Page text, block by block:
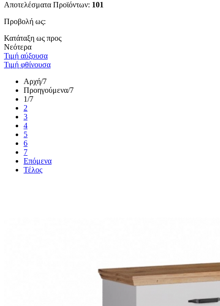
Αποτελέσματα Προϊόντων: 101
Προβολή ως:
Κατάταξη ως προς
Νεότερα
Τιμή αύξουσα
Τιμή φθίνουσα
Αρχή/7
Προηγούμενα/7
1/7
2
3
4
5
6
7
Επόμενα
Τέλος